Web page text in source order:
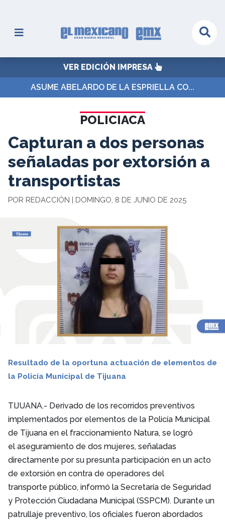
VER EDICIÓN IMPRESA
ASUME ABELARDO DE LA ESPRIELLA CO...
POLICIACA
Capturan a dos personas
señaladas por extorsión a
transportistas
POR REDACCIÓN | DOMINGO, 8 DE JUNIO DE 2025
Resultado de la oportuna actuación de elementos de
la Policía Municipal de Tijuana
TIJUANA.- Derivado de los recorridos preventivos
implementados por elementos de la Policía Municipal
de Tijuana en el fraccionamiento Natura, se logró
el aseguramiento de dos mujeres, señaladas
directamente por su presunta participación en un acto
de extorsión en contra de operadores del
transporte público, informó la Secretaría de Seguridad
y Protección Ciudadana Municipal (SSPCM). Durante un
patrullaje preventivo, los oficiales fueron abordados